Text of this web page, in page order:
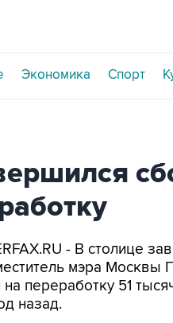
Экономика Спорт
- В столице
мэра Москвы
переработку 51
назад.